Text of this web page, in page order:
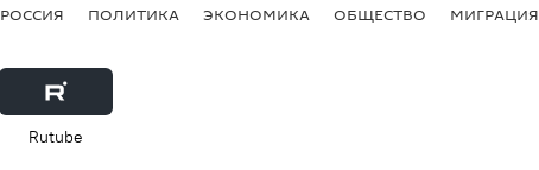
РОССИЯ ПОЛИТИКА ЭКОНОМИКА ОБЩЕСТВО МИГРАЦИЯ
Rutube